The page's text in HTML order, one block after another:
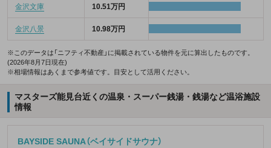
金沢文庫 10.51万円
金沢八景 10.98万円
※このデータは「ニフティ不動産」に掲載されている物件を元に算出したものです。
(2026年8月7日現在)
※相場情報はあくまで参考値です。目安として活用ください。
マスターズ能見台近くの温泉・スーパー銭湯・銭湯など温浴施設
情報
BAYSIDE SAUNA（ベイサイドサウナ）